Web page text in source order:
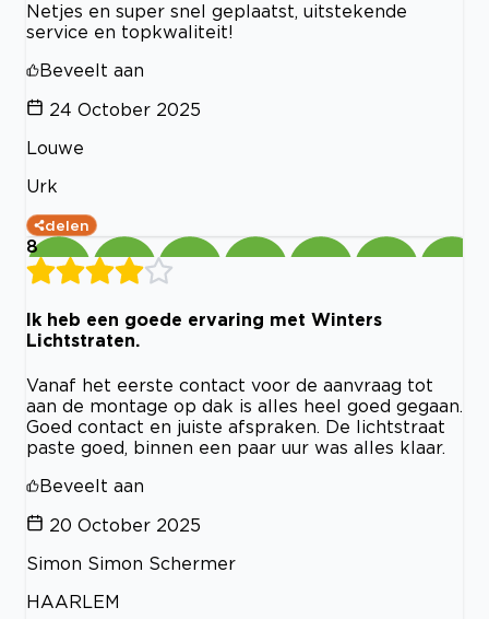
Netjes en super snel geplaatst, uitstekende
service en topkwaliteit!
Beveelt aan
24 October 2025
Louwe
Urk
delen
8
Ik heb een goede ervaring met Winters
Lichtstraten.
Vanaf het eerste contact voor de aanvraag tot
aan de montage op dak is alles heel goed gegaan.
Goed contact en juiste afspraken. De lichtstraat
paste goed, binnen een paar uur was alles klaar.
Beveelt aan
20 October 2025
Simon Simon Schermer
HAARLEM